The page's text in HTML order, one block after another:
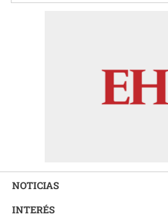
NOTICIAS
INTERÉS